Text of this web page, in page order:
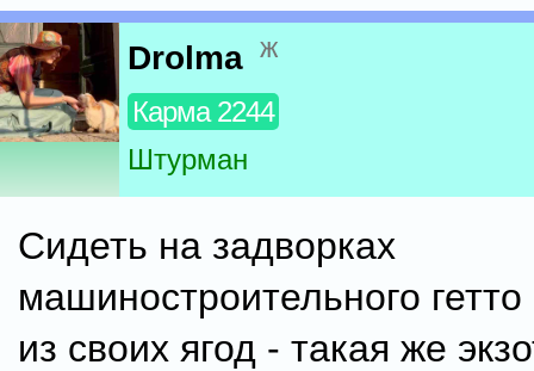
Drolma ж
Карма 2244
Штурман
Сидеть на задворках
машиностроительного
из своих ягод - такая же